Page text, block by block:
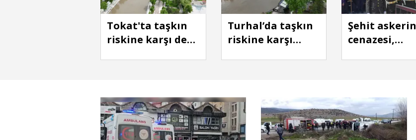
Tokat'ta taşkın
riskine karşı dev
Turhal’da taşkın
riskine karşı
Şehit askerin
cenazesi,
nakledildi